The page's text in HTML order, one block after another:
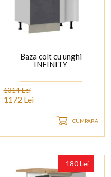
Baza colt cu unghi
INFINITY
1314 Lei
1172 Lei
CUMPARA
-180 Lei